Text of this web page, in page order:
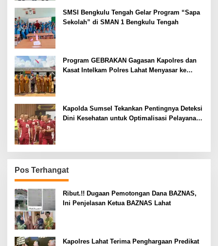
SMSI Bengkulu Tengah Gelar Program “Sapa
Sekolah” di SMAN 1 Bengkulu Tengah
Program GEBRAKAN Gagasan Kapolres dan
Kasat Intelkam Polres Lahat Menyasar ke
Kapolda Sumsel Tekankan Pentingnya Deteksi
Dini Kesehatan untuk Optimalisasi Pelayanan
Pos Terhangat
Ribut.!! Dugaan Pemotongan Dana BAZNAS,
Ini Penjelasan Ketua BAZNAS Lahat
Kapolres Lahat Terima Penghargaan Predikat